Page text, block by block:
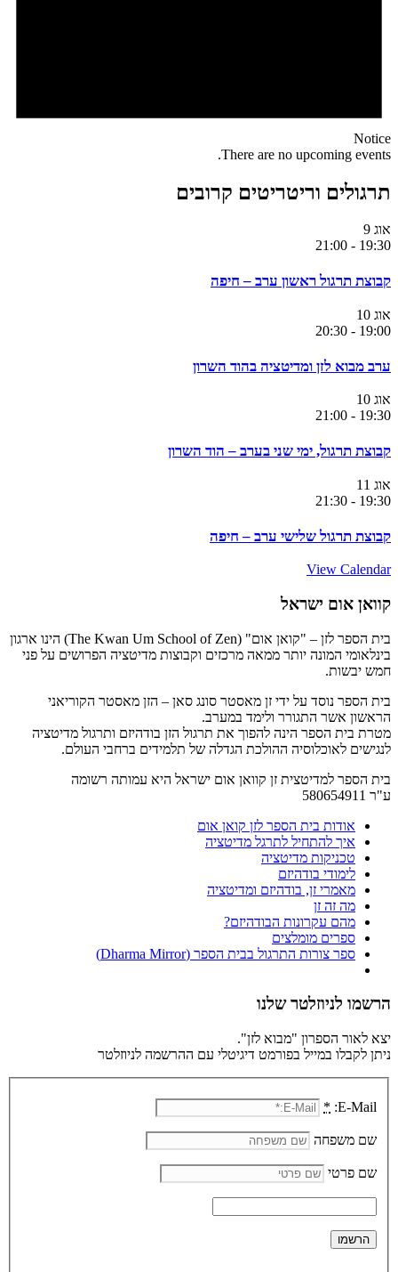
Notice
There are no upcoming events.
תרגולים וריטריטים קרובים
אוג 9
19:30
-
21:00
קבוצת תרגול ראשון ערב – חיפה
אוג 10
19:00
-
20:30
ערב מבוא לזן ומדיטציה בהוד השרון
אוג 10
19:30
-
21:00
קבוצת תרגול, ימי שני בערב – הוד השרון
אוג 11
19:30
-
21:30
קבוצת תרגול שלישי ערב – חיפה
View Calendar
קוואן אום ישראל
בית הספר לזן – "קואן אום" (The Kwan Um School of Zen) הינו ארגון
בינלאומי המונה יותר ממאה מרכזים וקבוצות מדיטציה הפרושים על פני
חמש יבשות.
בית הספר נוסד על ידי זן מאסטר סונג סאן – הזן מאסטר הקוריאני
הראשון אשר התגורר ולימד במערב.
מטרת בית הספר הינה להפוך את תרגול הזן בודהיזם ותרגול מדיטציה
לנגישים לאוכלוסיה ההולכת הגדלה של תלמידים ברחבי העולם.
בית הספר למדיטצית זן קוואן אום ישראל היא עמותה רשומה
ע"ר 580654911
אודות בית הספר לזן קואן אום
איך להתחיל לתרגל מדיטציה
טכניקות מדיטציה
לימודי בודהיזם
מאמרי זן, בודהיזם ומדיטציה
מה זה זן
מהם עקרונות הבודהיזם?
ספרים מומלצים
ספר צורות התרגול בבית הספר (Dharma Mirror)
הרשמו לניוזלטר שלנו
יצא לאור הספרון "מבוא לזן".
ניתן לקבלו במייל בפורמט דיגיטלי עם ההרשמה לניוזלטר
E-Mail:
*
שם משפחה
שם פרטי